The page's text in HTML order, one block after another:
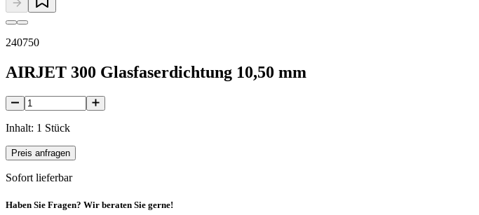
240750
AIRJET 300 Glasfaserdichtung 10,50 mm
Inhalt: 1 Stück
Preis anfragen
Sofort lieferbar
Haben Sie Fragen? Wir beraten Sie gerne!